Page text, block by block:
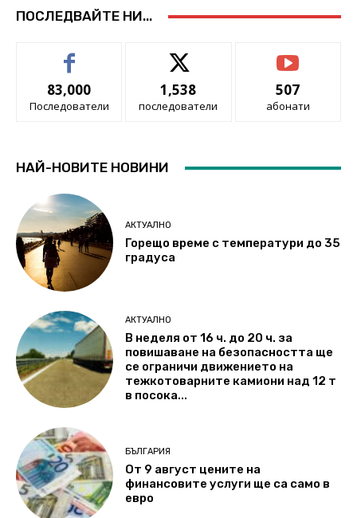
ПОСЛЕДВАЙТЕ НИ...
83,000
Последователи
1,538
последователи
507
абонати
НАЙ-НОВИТЕ НОВИНИ
АКТУАЛНО
Горещо време с температури до 35
градуса
АКТУАЛНО
В неделя от 16 ч. до 20 ч. за
повишаване на безопасността ще
се ограничи движението на
тежкотоварните камиони над 12 т
в посока...
БЪЛГАРИЯ
От 9 август цените на
финансовите услуги ще са само в
евро